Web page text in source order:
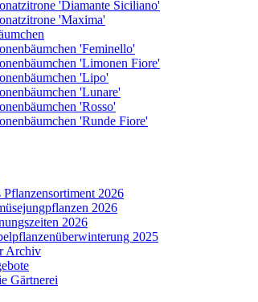
'Diamante Siciliano'
'Maxima'
'Feminello'
'Limonen Fiore'
'Lipo'
'Lunare'
'Rosso'
'Runde Fiore'
Pflanzensortiment 2026
2026
2026
2025
Archiv
Gärtnerei